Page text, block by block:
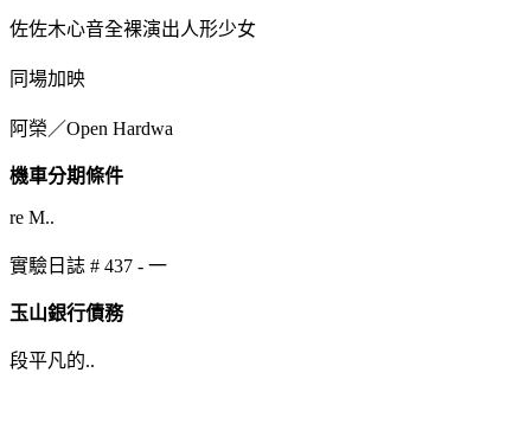
佐佐木心音全裸演出人形少女
同場加映
阿榮／Open Hardwa
機車分期條件
re M..
實驗日誌 # 437 - 一
玉山銀行債務
段平凡的..